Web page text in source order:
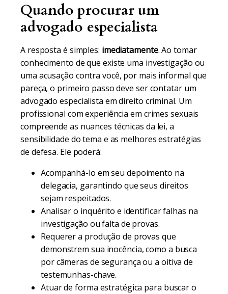
Quando procurar um
advogado especialista
A resposta é simples: imediatamente. Ao tomar
conhecimento de que existe uma investigação ou
uma acusação contra você, por mais informal que
pareça, o primeiro passo deve ser contatar um
advogado especialista em direito criminal. Um
profissional com experiência em crimes sexuais
compreende as nuances técnicas da lei, a
sensibilidade do tema e as melhores estratégias
de defesa. Ele poderá:
Acompanhá-lo em seu depoimento na
delegacia, garantindo que seus direitos
sejam respeitados.
Analisar o inquérito e identificar falhas na
investigação ou falta de provas.
Requerer a produção de provas que
demonstrem sua inocência, como a busca
por câmeras de segurança ou a oitiva de
testemunhas-chave.
Atuar de forma estratégica para buscar o